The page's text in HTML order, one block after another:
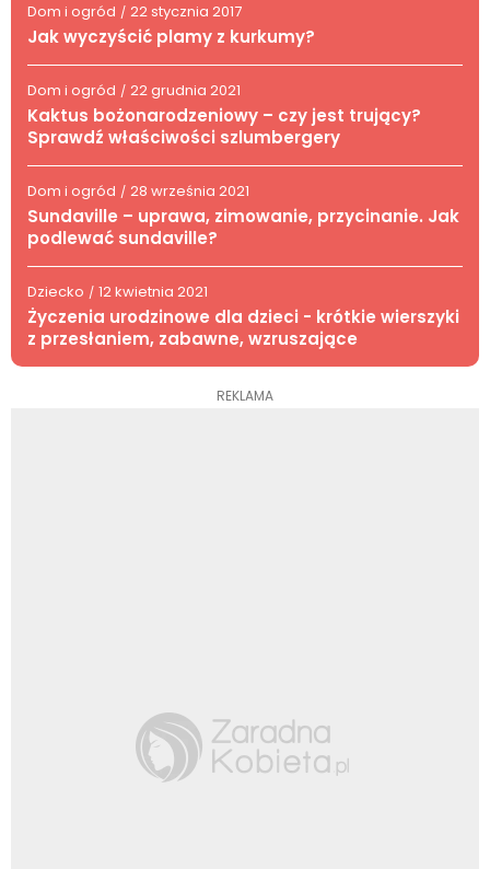
Dom i ogród / 22 stycznia 2017
Jak wyczyścić plamy z kurkumy?
Dom i ogród / 22 grudnia 2021
Kaktus bożonarodzeniowy – czy jest trujący?
Sprawdź właściwości szlumbergery
Dom i ogród / 28 września 2021
Sundaville – uprawa, zimowanie, przycinanie. Jak
podlewać sundaville?
Dziecko / 12 kwietnia 2021
Życzenia urodzinowe dla dzieci - krótkie wierszyki
z przesłaniem, zabawne, wzruszające
REKLAMA